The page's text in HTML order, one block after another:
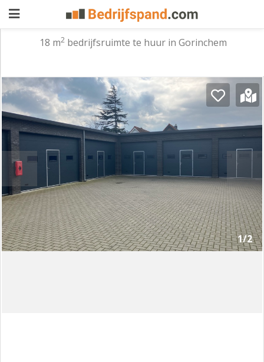
aanbieden
Pand
zoeken
Waarom
adverteren
Premium
adverteren
Blog
Registreren
Login
18 m2 bedrijfsruimte te huur in Gorinchem
1/2